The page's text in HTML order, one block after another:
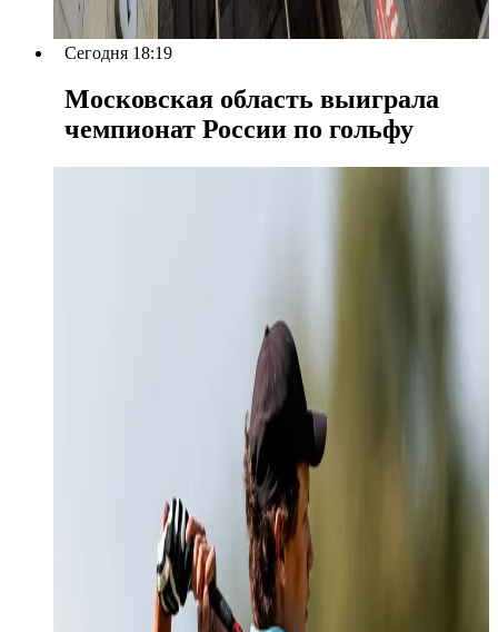
Сегодня 18:19
Московская область выиграла
чемпионат России по гольфу